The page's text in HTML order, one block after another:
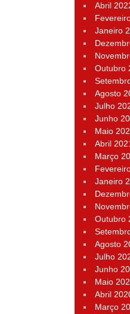
Abril
Janeiro
Outubro
Agosto
Julho
Junho
Maio
Abril
Março
Janeiro
Outubro
Agosto
Julho
Junho
Maio
Abril
Março